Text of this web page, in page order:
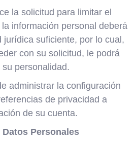
la solicitud para limitar el
información personal deberá
jurídica suficiente, por lo cual,
con su solicitud, le podrá
personalidad.
administrar la configuración
de privacidad a
de su cuenta.
Personales